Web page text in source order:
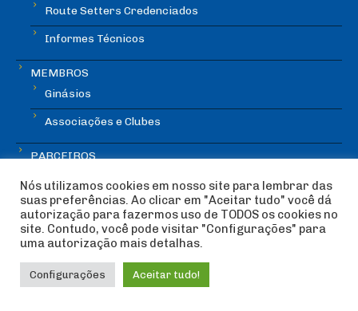
Route Setters Credenciados
Informes Técnicos
MEMBROS
Ginásios
Associações e Clubes
PARCEIROS
NOTÍCIAS
CONTATO
Nós utilizamos cookies em nosso site para lembrar das
suas preferências. Ao clicar em "Aceitar tudo" você dá
autorização para fazermos uso de TODOS os cookies no
site. Contudo, você pode visitar "Configurações" para
uma autorização mais detalhas.
Configurações Aceitar tudo!